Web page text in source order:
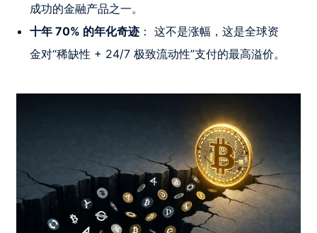
成功的金融产品之一。
十年 70% 的年化奇迹 ： 这不是涨幅，这是全球资
金对“稀缺性 + 24/7 极致流动性”支付的最高溢价。